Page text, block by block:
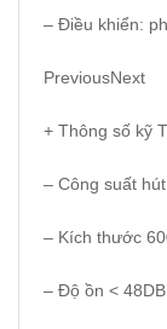
– Điều khiển:
PreviousNext
+ Thông số kỹ
– Công suất
– Kích thước
– Độ ồn < 48DB